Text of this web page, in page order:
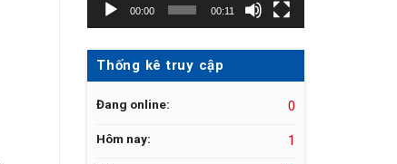
00:00 00:11
Thống kê truy cập
Đang online: 0
Hôm nay: 1